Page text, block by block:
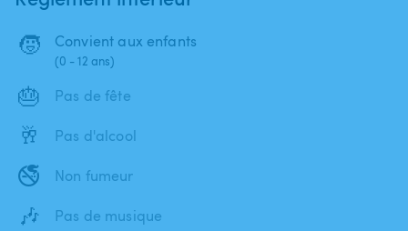
🧒 Convient aux enfants
(0 - 12 ans)
🎂 Pas de fête
🥂 Pas d'alcool
🚭 Non fumeur
🎶 Pas de musique